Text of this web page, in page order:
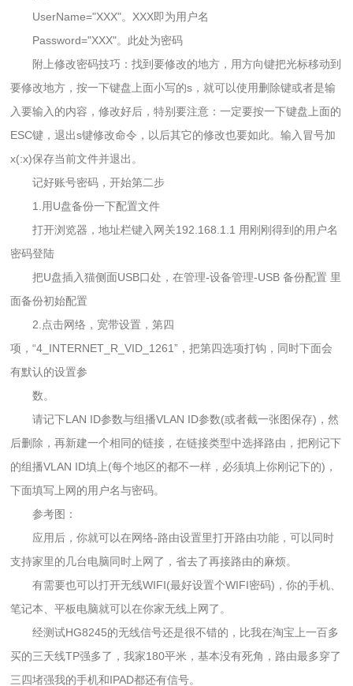
UserName="XXX"。XXX即为用户名
Password="XXX"。此处为密码
附上修改密码技巧：找到要修改的地方，用方向键把光标移动到
要修改地方，按一下键盘上面小写的s，就可以使用删除键或者是输
入要输入的内容，修改好后，特别要注意：一定要按一下键盘上面的
ESC键，退出s键修改命令，以后其它的修改也要如此。输入冒号加
x(:x)保存当前文件并退出。
记好账号密码，开始第二步
1.用U盘备份一下配置文件
打开浏览器，地址栏键入网关192.168.1.1 用刚刚得到的用户名
密码登陆
把U盘插入猫侧面USB口处，在管理-设备管理-USB 备份配置 里
面备份初始配置
2.点击网络，宽带设置，第四
项，“4_INTERNET_R_VID_1261”，把第四选项打钩，同时下面会
有默认的设置参
数。
请记下LAN ID参数与组播VLAN ID参数(或者截一张图保存)，然
后删除，再新建一个相同的链接，在链接类型中选择路由，把刚记下
的组播VLAN ID填上(每个地区的都不一样，必须填上你刚记下的)，
下面填写上网的用户名与密码。
参考图：
应用后，你就可以在网络-路由设置里打开路由功能，可以同时
支持家里的几台电脑同时上网了，省去了再接路由的麻烦。
有需要也可以打开无线WIFI(最好设置个WIFI密码)，你的手机、
笔记本、平板电脑就可以在你家无线上网了。
经测试HG8245的无线信号还是很不错的，比我在淘宝上一百多
买的三天线TP强多了，我家180平米，基本没有死角，路由最多穿了
三四堵强我的手机和IPAD都还有信号。